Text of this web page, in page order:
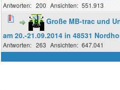
200 551.913
Große MB-trac und
am 20.-21.09.2014 in 48531
263 647.041